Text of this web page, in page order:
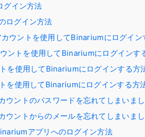
グイン方法
ログイン方法
ウントを使用してBinariumにログイン
ントを使用してBinariumにログインす
を使用してBinariumにログインする方
を使用してBinariumにログインする方
ウントのパスワードを忘れてしまいま
ウントからのメールを忘れてしまいま
アプリへのログイン方法